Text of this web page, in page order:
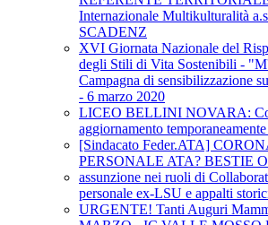
Internazionale Multikulturalità
SCADENZ
XVI Giornata Nazionale del
degli Stili di Vita Sostenibili -
Campagna di sensibilizzazione
- 6 marzo 2020
LICEO BELLINI NOVARA:
aggiornamento temporaneamente
[Sindacato Feder.ATA]
PERSONALE ATA? BESTIE
assunzione nei ruoli di
personale ex-LSU e appalti
URGENTE! Tanti Auguri